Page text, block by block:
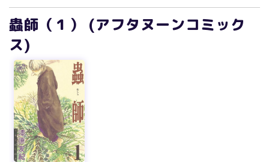
蟲師（１） (アフタヌーンコミック
ス)